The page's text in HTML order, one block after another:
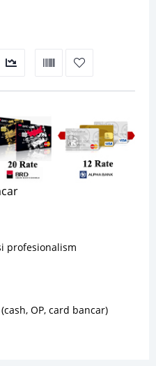
profesionalism
OP, card bancar)